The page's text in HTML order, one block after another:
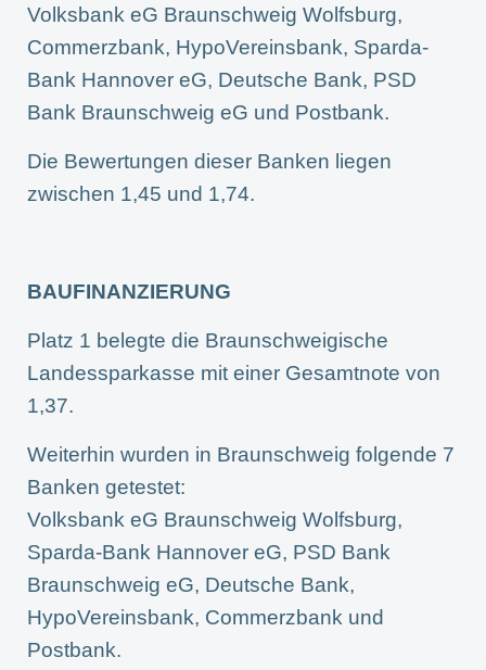
Volksbank eG Braunschweig Wolfsburg,
Commerzbank, HypoVereinsbank, Sparda-
Bank Hannover eG, Deutsche Bank, PSD
Bank Braunschweig eG und Postbank.
Die Bewertungen dieser Banken liegen
zwischen 1,45 und 1,74.
BAUFINANZIERUNG
Platz 1 belegte die Braunschweigische
Landessparkasse mit einer Gesamtnote von
1,37.
Weiterhin wurden in Braunschweig folgende 7
Banken getestet:
Volksbank eG Braunschweig Wolfsburg,
Sparda-Bank Hannover eG, PSD Bank
Braunschweig eG, Deutsche Bank,
HypoVereinsbank, Commerzbank und
Postbank.